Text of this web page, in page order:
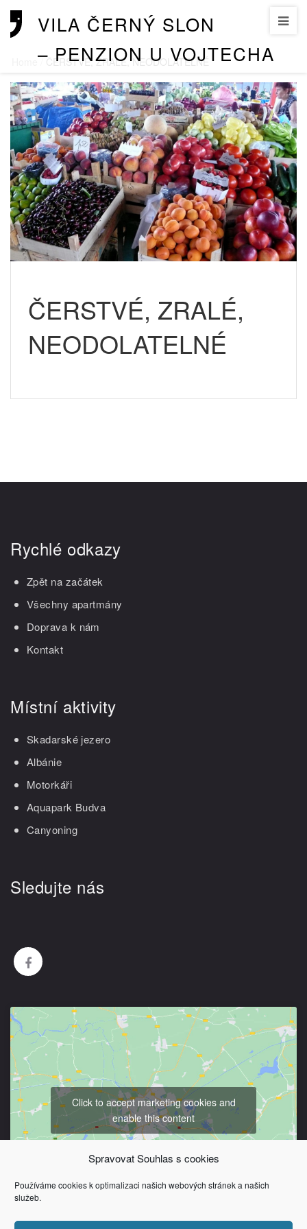
Spravovat Souhlas s cookies
Používáme cookies k optimalizaci našich webových stránek a našich
služeb.
VILA ČERNÝ SLON
– PENZION U VOJTECHA
ČERSTVÉ, ZRALÉ, NEODOLATELNÉ
ČERSTVÉ, ZRALÉ,
NEODOLATELNÉ
Rychlé odkazy
Zpět na začátek
Všechny apartmány
Doprava k nám
Kontakt
Místní aktivity
Skadarské jezero
Albánie
Motorkáři
Aquapark Budva
Canyoning
Sledujte nás
Click to accept marketing cookies and
enable this content